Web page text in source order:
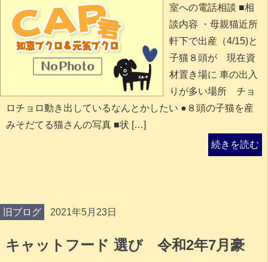
室への電話相談 ■相
談内容 ・母親猫近所
軒下で出産（4/15)と
子猫８頭が 現在資
材置き場に 車の出入
りが多い場所 チョ
ロチョロ動き出しているなんとかしたい ●８頭の子猫を産
みそだてる猫さんの写真 ■状 […]
続きを読む
旧ブログ 2021年5月23日
キャットフード 選び 令和2年7月豪